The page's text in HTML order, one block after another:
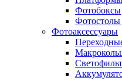
Фотобоксы
Фотостолы
Фотоаксессуары